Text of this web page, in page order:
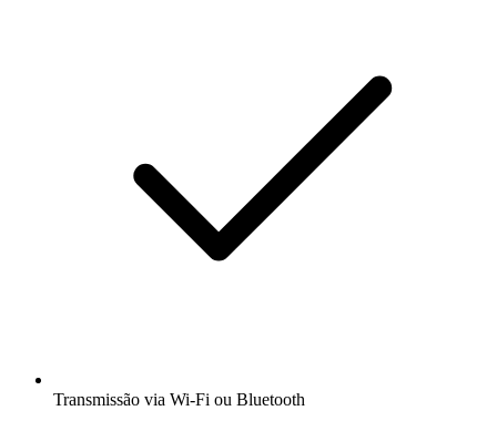
Transmissão via Wi-Fi ou Bluetooth